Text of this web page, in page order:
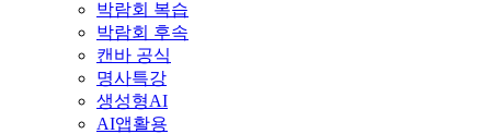
박람회 복습
박람회 후속
캔바 공식
명사특강
생성형AI
AI앱활용